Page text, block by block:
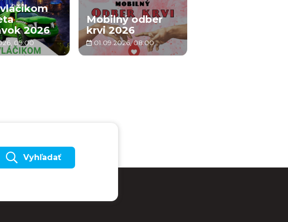
2026
09:00
Mobilný odber
krvi 2026
01.09.2026, 08:00
Vyhľadať